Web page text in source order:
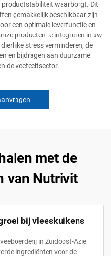
productstabiliteit waarborgt. Dit
gemakkelijk beschikbaar zijn
een optimale leverfunctie en
producten te integreren in uw
stress verminderen, de
en bijdragen aan duurzame
de veeteeltsector.
met de
van Nutrivit
bij vleeskuikens
in Zuidoost-Azië
ingrediënten voor de